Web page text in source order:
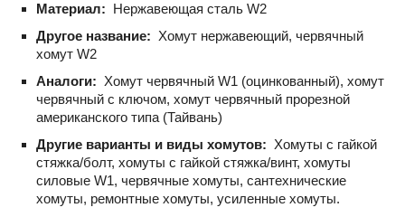
Материал: Нержавеющая сталь W2
Другое название: Хомут нержавеющий, червячный
хомут W2
Аналоги: Хомут червячный W1 (оцинкованный), хомут
червячный с ключом, хомут червячный прорезной
американского типа (Тайвань)
Другие варианты и виды хомутов: Хомуты с гайкой
стяжка/болт, хомуты с гайкой стяжка/винт, хомуты
силовые W1, червячные хомуты, сантехнические
хомуты, ремонтные хомуты, усиленные хомуты.